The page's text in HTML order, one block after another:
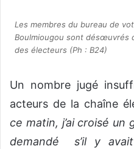
Les membres du bureau de
Boulmiougou sont désœuvrés
des électeurs (Ph : B24)
Un nombre jugé
acteurs de la chaîne
ce matin, j’ai croisé un
demandé s’il y avait